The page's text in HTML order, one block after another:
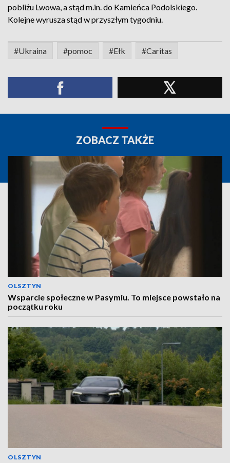
pobliżu Lwowa, a stąd m.in. do Kamieńca Podolskiego.
Kolejne wyrusza stąd w przyszłym tygodniu.
#Ukraina #pomoc #Ełk #Caritas
ZOBACZ TAKŻE
OLSZTYN
Wsparcie społeczne w Pasymiu. To miejsce powstało na
początku roku
OLSZTYN